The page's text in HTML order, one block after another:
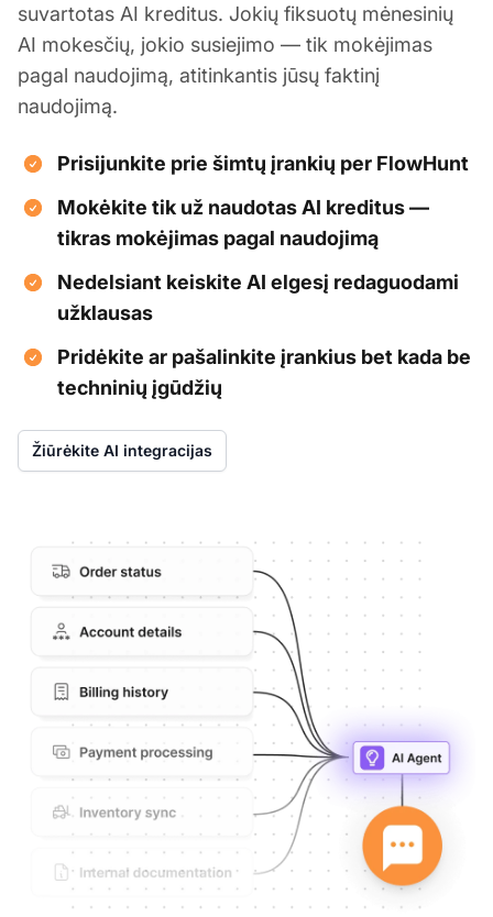
suvartotas AI kreditus. Jokių fiksuotų mėnesinių
AI mokesčių, jokio susiejimo — tik mokėjimas
pagal naudojimą, atitinkantis jūsų faktinį
naudojimą.
Prisijunkite prie šimtų įrankių per FlowHunt
Mokėkite tik už naudotas AI kreditus —
tikras mokėjimas pagal naudojimą
Nedelsiant keiskite AI elgesį redaguodami
užklausas
Pridėkite ar pašalinkite įrankius bet kada be
techninių įgūdžių
Žiūrėkite AI integracijas